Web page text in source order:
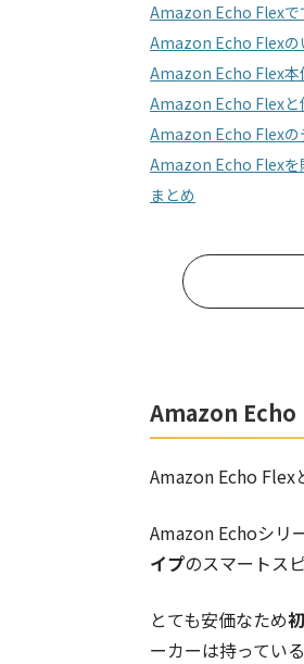
Amazon Echo Flexで
Amazon Echo Flexの
Amazon Echo Flex本
Amazon Echo Flexと
Amazon Echo Flexの
Amazon Echo Flexを
まとめ
Amazon Echo
Amazon Echo Flex
Amazon Echoシリ
イプのスマートス
とても安価なため
ーカーは持ってい